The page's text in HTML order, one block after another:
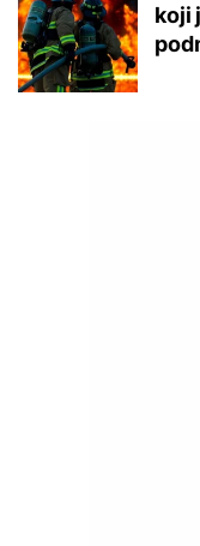
koji